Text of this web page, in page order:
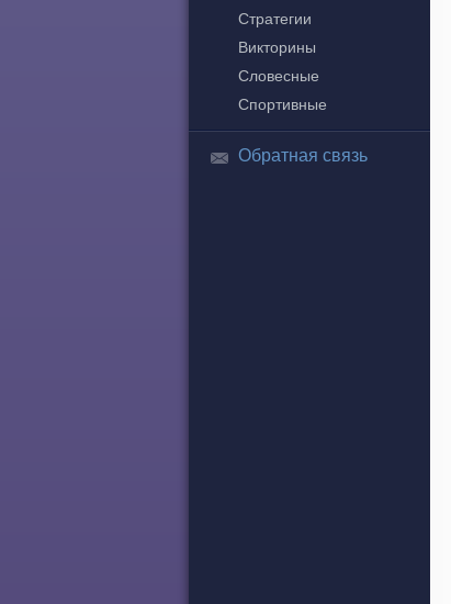
Стратегии
Викторины
Словесные
Спортивные
Обратная связь